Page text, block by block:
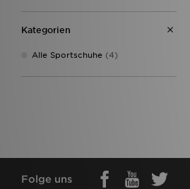
Kategorien
Alle Sportschuhe (4)
Folge uns